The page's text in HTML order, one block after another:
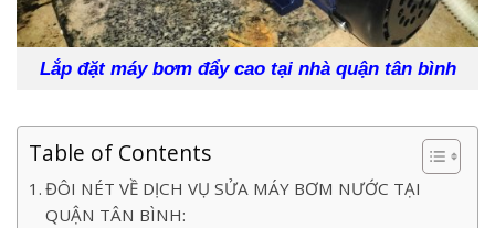
Lắp đặt máy bơm đẩy cao tại nhà quận tân bình
Table of Contents
ĐÔI NÉT VỀ DỊCH VỤ SỬA MÁY BƠM NƯỚC TẠI
QUẬN TÂN BÌNH: